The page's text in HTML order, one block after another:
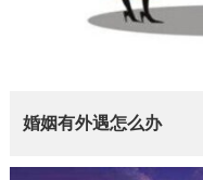
婚姻有外遇怎么办